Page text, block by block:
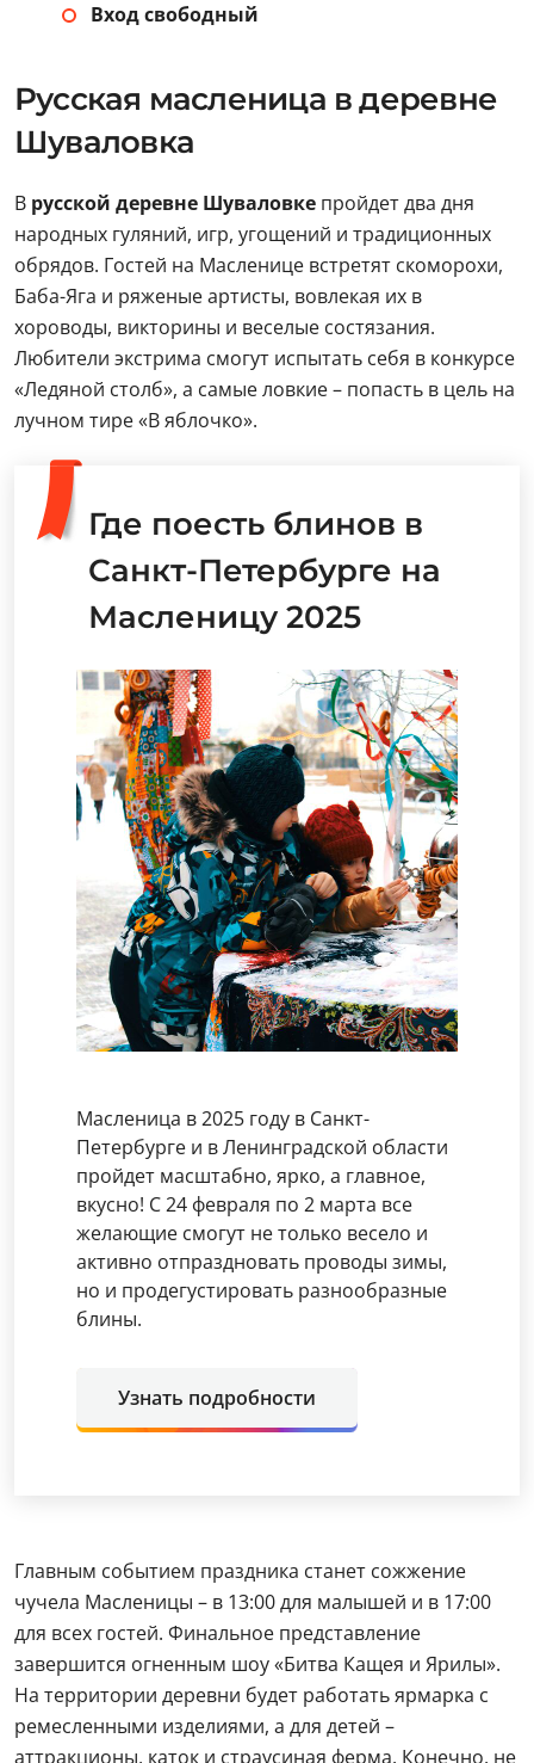
Вход свободный
Русская масленица в деревне
Шуваловка
В русской деревне Шуваловке пройдет два дня
народных гуляний, игр, угощений и традиционных
обрядов. Гостей на Масленице встретят скоморохи,
Баба-Яга и ряженые артисты, вовлекая их в
хороводы, викторины и веселые состязания.
Любители экстрима смогут испытать себя в конкурсе
«Ледяной столб», а самые ловкие – попасть в цель на
лучном тире «В яблочко».
Где поесть блинов в
Санкт-Петербурге на
Масленицу 2025
Масленица в 2025 году в Санкт-
Петербурге и в Ленинградской области
пройдет масштабно, ярко, а главное,
вкусно! С 24 февраля по 2 марта все
желающие смогут не только весело и
активно отпраздновать проводы зимы,
но и продегустировать разнообразные
блины.
Узнать подробности
Главным событием праздника станет сожжение
чучела Масленицы – в 13:00 для малышей и в 17:00
для всех гостей. Финальное представление
завершится огненным шоу «Битва Кащея и Ярилы».
На территории деревни будет работать ярмарка с
ремесленными изделиями, а для детей –
аттракционы, каток и страусиная ферма. Конечно, не